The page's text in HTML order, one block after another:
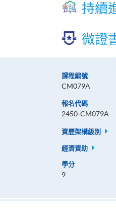
持續
微證
課程編號
CM079A
報名代碼
2450-CM079A
資歷架構級別
經濟資助
學分
9